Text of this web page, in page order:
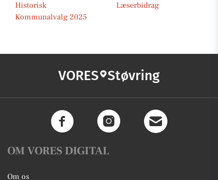
Historisk
Læserbidrag
Kommunalvalg 2025
VORES Støvring
OM VORES DIGITAL
Om os